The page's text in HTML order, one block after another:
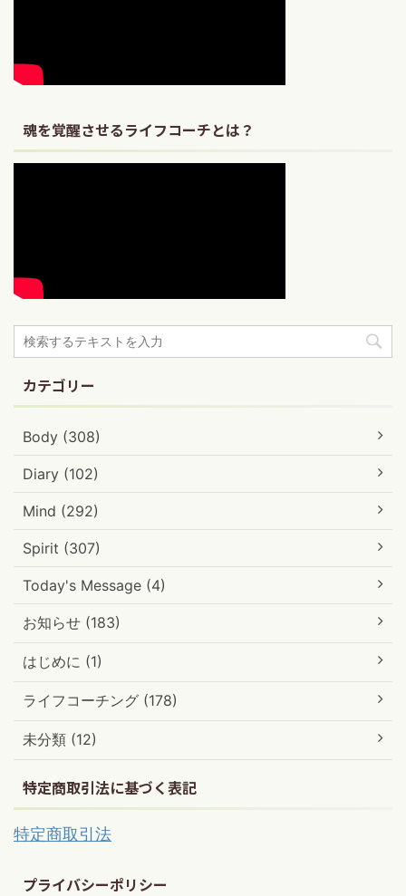
魂を覚醒させるライフコーチとは？
カテゴリー
Body (308)
Diary (102)
Mind (292)
Spirit (307)
Today's Message (4)
お知らせ (183)
はじめに (1)
ライフコーチング (178)
未分類 (12)
特定商取引法に基づく表記
特定商取引法
プライバシーポリシー